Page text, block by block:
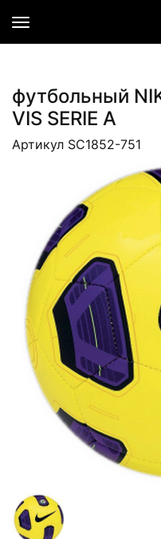
футбольный
VIS SERIE A
Артикул SC1852-751